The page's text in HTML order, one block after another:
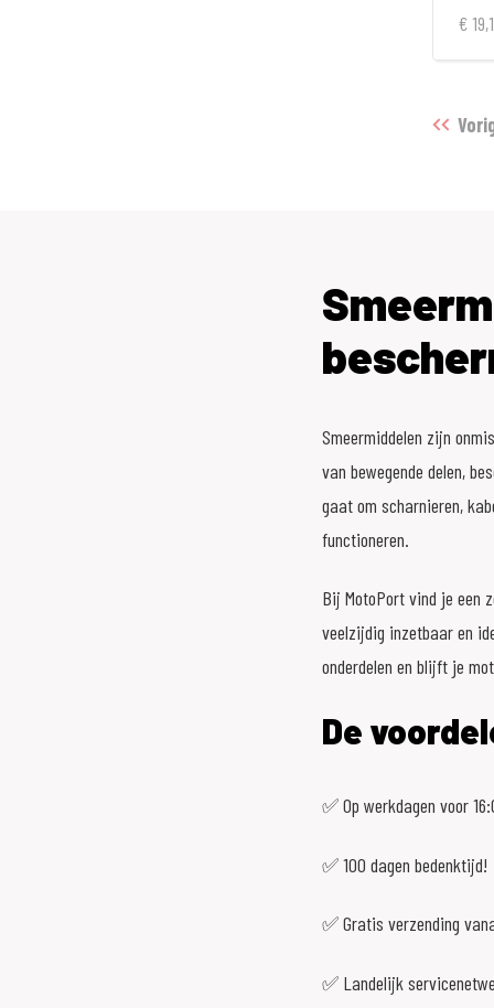
€
Smeermiddelen zijn
van bewegende delen,
gaat om scharnieren,
functioneren.
Bij MotoPort vind je een
veelzijdig inzetbaar en
onderdelen en blijft je
De
✅ Op werkdagen voor
✅ 100 dagen bedenktijd!
✅ Gratis verzending
✅ Landelijk